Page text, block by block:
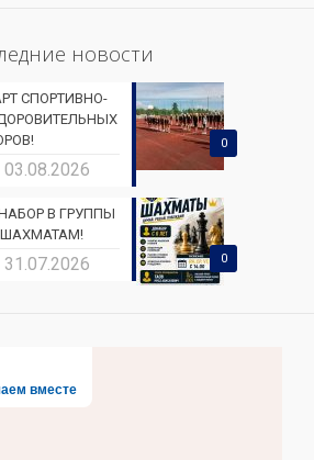
новости
0
СПОРТИВНО-
03.08.2026
0
В ГРУППЫ
31.07.2026
вместе